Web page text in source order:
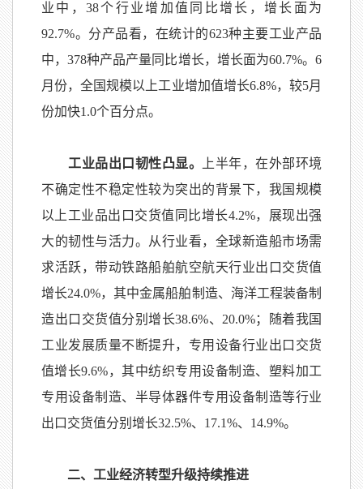
业中， 38个行业增加值同比增长，增长面为
92.7%。分产品看，在统计的623种主要工业产品
中，378种产品产量同比增长，增长面为60.7%。6
月份，全国规模以上工业增加值增长6.8%，较5月
份加快1.0个百分点。
工业品出口韧性凸显。
上半年，在外部环境
不确定性不稳定性较为突出的背景下，我国规模
以上工业品出口交货值同比增长4.2%，展现出强
大的韧性与活力。从行业看，全球新造船市场需
求活跃，带动铁路船舶航空航天行业出口交货值
增长24.0%，其中金属船舶制造、海洋工程装备制
造出口交货值分别增长38.6%、 20.0%；随着我国
工业发展质量不断提升，专用设备行业出口交货
值增长9.6%，其中纺织专用设备制造、塑料加工
专用设备制造、半导体器件专用设备制造等行业
出口交货值分别增长32.5%、 17.1%、 14.9%。
二、工业经济转型升级持续推进